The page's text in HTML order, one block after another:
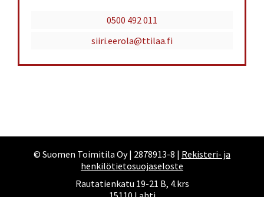
0500 492 011
siiri.eerola@ttilaa.fi
© Suomen Toimitila Oy | 2878913-8 | Rekisteri- ja
henkilötietosuojaseloste
Rautatienkatu 19-21 B, 4.krs